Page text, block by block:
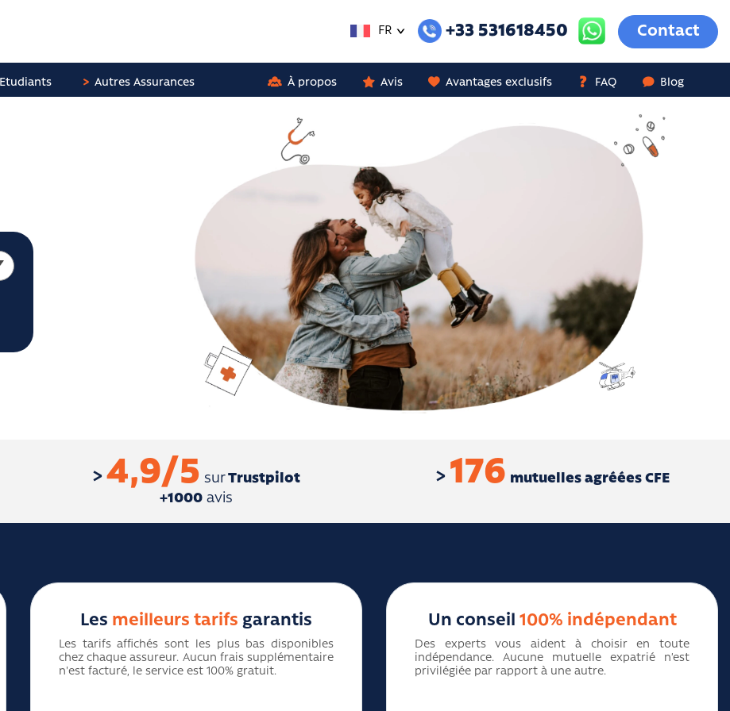
FR +33 531618450 Contact
Autres Assurances À propos Avis Avantages exclusifs FAQ Blog
4,9/5 surTrustpilot
+1000 avis
176 mutuelles agréées CFE
Les meilleurs tarifs garantis
Les tarifs affichés sont les plus bas disponibles
chez chaque assureur. Aucun frais supplémentaire
n'est facturé, le service est 100% gratuit.
Un conseil 100% indépendant
Des experts vous aident à choisir en toute
indépendance. Aucune mutuelle expatrié n’est
privilégiée par rapport à une autre.